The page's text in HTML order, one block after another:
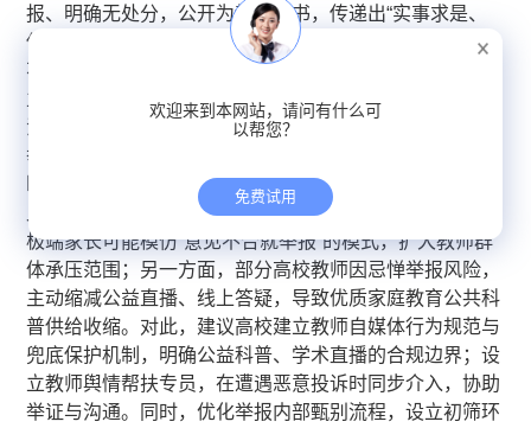
报、明确无处分，公开为教师背书，传递出“实事求是、
保护理性专业表达”的导向。同时，校方态度中立客观，
不公开指责举报家长，仅陈述核查事实，避免激化私人对
立，守住高校公信力底线。当事人沈奕斐教授亦现身说
法，直接澄清并回溯事件全过程，关键证据（脱敏视频、
举报材料、调查流程）完整可追溯，全程未滋生AI造谣、
断章取义等次生负面舆情。
此类事件具备外溢风险，需谨慎关注。一方面，个别情绪
极端家长可能模仿“意见不合就举报”的模式，扩大教师群
体承压范围；另一方面，部分高校教师因忌惮举报风险，
主动缩减公益直播、线上答疑，导致优质家庭教育公共科
普供给收缩。对此，建议高校建立教师自媒体行为规范与
兜底保护机制，明确公益科普、学术直播的合规边界；设
立教师舆情帮扶专员，在遭遇恶意投诉时同步介入，协助
举证与沟通。同时，优化举报内部甄别流程，设立初筛环
欢迎来到本网站，请问有什么可
以帮您？
免费试用